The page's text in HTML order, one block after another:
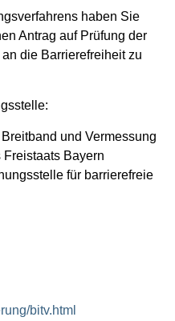
haben Sie
Antrag auf Prüfung der
die Barrierefreiheit zu
und Vermessung
Freistaats Bayern
für barrierefreie
bitv.html